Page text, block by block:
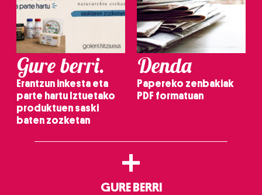
Gure berri.
Erantzun inkesta eta
parte hartu Iztuetako
produktuen saski
baten zozketan
Denda
Papereko zenbakiak
PDF formatuan
+
GURE BERRI